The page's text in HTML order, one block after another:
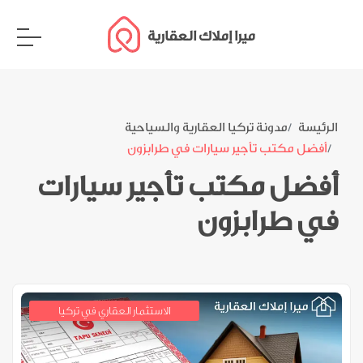
ميرا إملاك العقارية
الرئيسة
مدونة تركيا العقارية والسياحية
أفضل مكتب تأجير سيارات في طرابزون
أفضل مكتب تأجير سيارات
في طرابزون
الاستثمار العقاري في تركيا